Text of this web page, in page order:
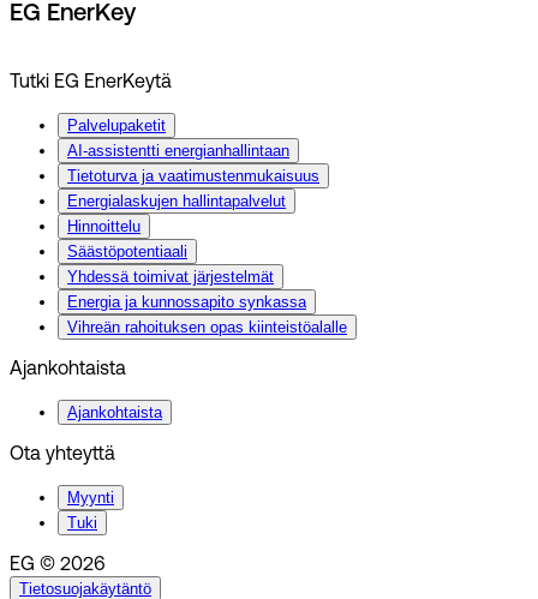
EG EnerKey
Tutki EG EnerKeytä
Palvelupaketit
AI-assistentti energianhallintaan
Tietoturva ja vaatimustenmukaisuus
Energialaskujen hallintapalvelut
Hinnoittelu
Säästöpotentiaali
Yhdessä toimivat järjestelmät
Energia ja kunnossapito synkassa
Vihreän rahoituksen opas kiinteistöalalle
Ajankohtaista
Ajankohtaista
Ota yhteyttä
Myynti
Tuki
EG © 2026
Tietosuojakäytäntö